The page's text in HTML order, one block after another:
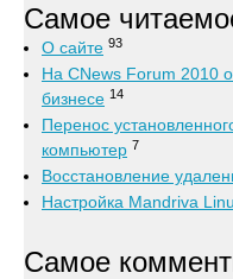
Самое
О сайте 93
На CNews Forum 2010
бизнесе 14
Перенос
компьютер 7
Восстановление
Настройка Mandriva
Самое